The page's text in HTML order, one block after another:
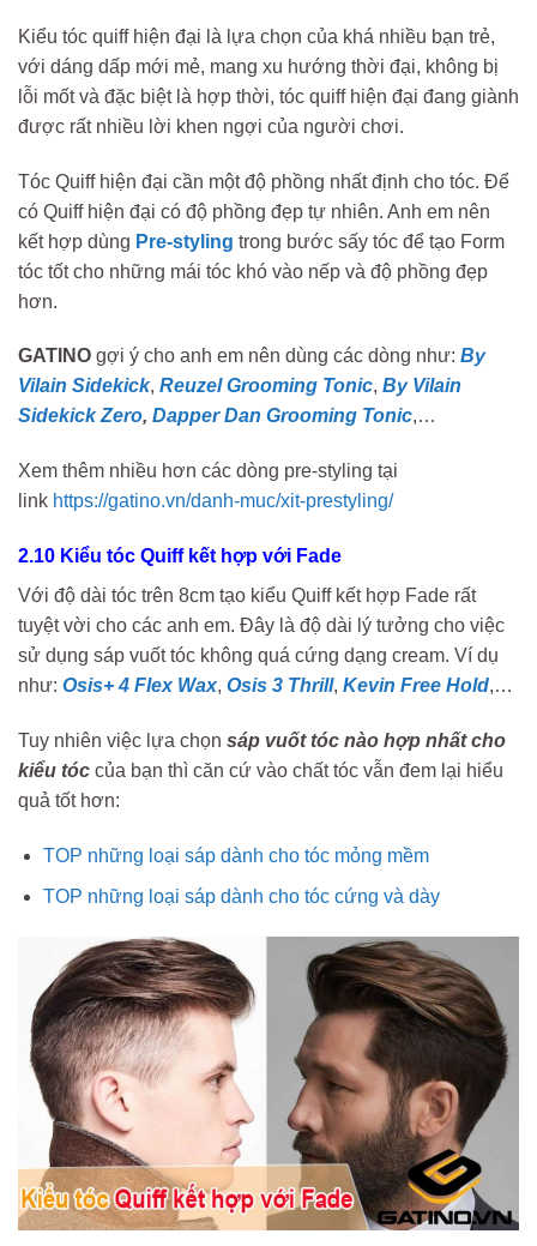
Kiểu tóc quiff hiện đại là lựa chọn của khá nhiều bạn trẻ,
với dáng dấp mới mẻ, mang xu hướng thời đại, không bị
lỗi mốt và đặc biệt là hợp thời, tóc quiff hiện đại đang giành
được rất nhiều lời khen ngợi của người chơi.
Tóc Quiff hiện đại cần một độ phồng nhất định cho tóc. Để
có Quiff hiện đại có độ phồng đẹp tự nhiên. Anh em nên
kết hợp dùng Pre-styling trong bước sấy tóc để tạo Form
tóc tốt cho những mái tóc khó vào nếp và độ phồng đẹp
hơn.
GATINO gợi ý cho anh em nên dùng các dòng như: By
Vilain Sidekick, Reuzel Grooming Tonic, By Vilain
Sidekick Zero, Dapper Dan Grooming Tonic,…
Xem thêm nhiều hơn các dòng pre-styling tại
link https://gatino.vn/danh-muc/xit-prestyling/
2.10 Kiểu tóc Quiff kết hợp với Fade
Với độ dài tóc trên 8cm tạo kiểu Quiff kết hợp Fade rất
tuyệt vời cho các anh em. Đây là độ dài lý tưởng cho việc
sử dụng sáp vuốt tóc không quá cứng dạng cream. Ví dụ
như: Osis+ 4 Flex Wax, Osis 3 Thrill, Kevin Free Hold,…
Tuy nhiên việc lựa chọn sáp vuốt tóc nào hợp nhất cho
kiểu tóc của bạn thì căn cứ vào chất tóc vẫn đem lại hiểu
quả tốt hơn:
TOP những loại sáp dành cho tóc mỏng mềm
TOP những loại sáp dành cho tóc cứng và dày